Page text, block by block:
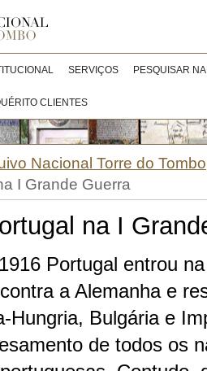
SERVIÇOS PESQUISAR
CLIENTES
Nacional Torre do Tombo
I Grande Guerra
na I
Portugal entrou
a Alemanha e
Hungria, Bulgária e
de todos os